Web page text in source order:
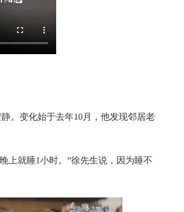
。变化始于去年10月，他发现邻居老
上就睡1小时。”徐先生说，因为睡不